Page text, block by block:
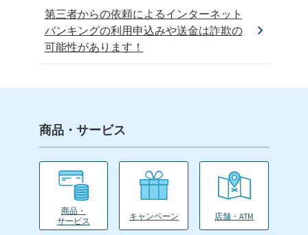
第三者からの依頼によるインターネット
バンキングの利用申込みや送金は詐欺の
可能性があります！
商品・サービス
商品・
サービス
キャンペーン 店舗・ATM